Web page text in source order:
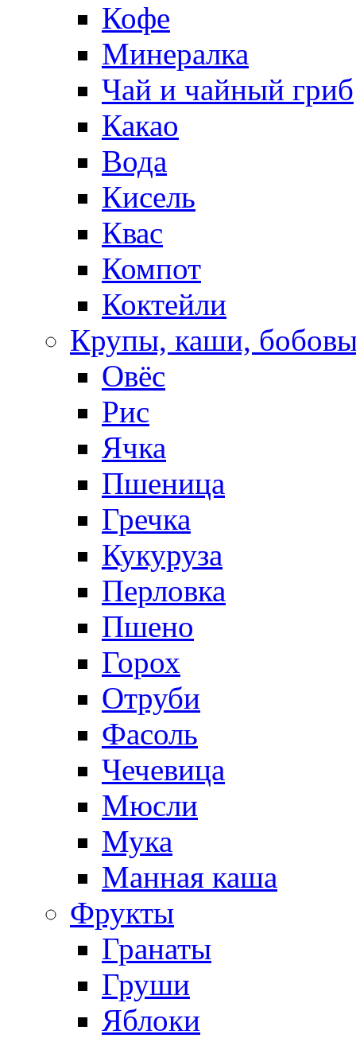
Кофе
Минералка
Чай и чайный гриб
Какао
Вода
Кисель
Квас
Компот
Коктейли
Крупы, каши,
Овёс
Рис
Ячка
Пшеница
Гречка
Кукуруза
Перловка
Пшено
Горох
Отруби
Фасоль
Чечевица
Мюсли
Мука
Манная каша
Фрукты
Гранаты
Груши
Яблоки